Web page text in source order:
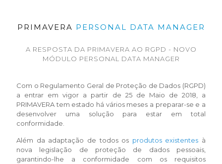
PRIMAVERA PERSONAL DATA MANAGER
A RESPOSTA DA PRIMAVERA AO RGPD - NOVO
MÓDULO PERSONAL DATA MANAGER
Com o Regulamento Geral de Proteção de Dados (RGPD)
a entrar em vigor a partir de 25 de Maio de 2018, a
PRIMAVERA tem estado há vários meses a preparar-se e a
desenvolver uma solução para estar em total
conformidade.
Além da adaptação de todos os produtos existentes à
nova legislação de proteção de dados pessoais,
garantindo-lhe a conformidade com os requisitos